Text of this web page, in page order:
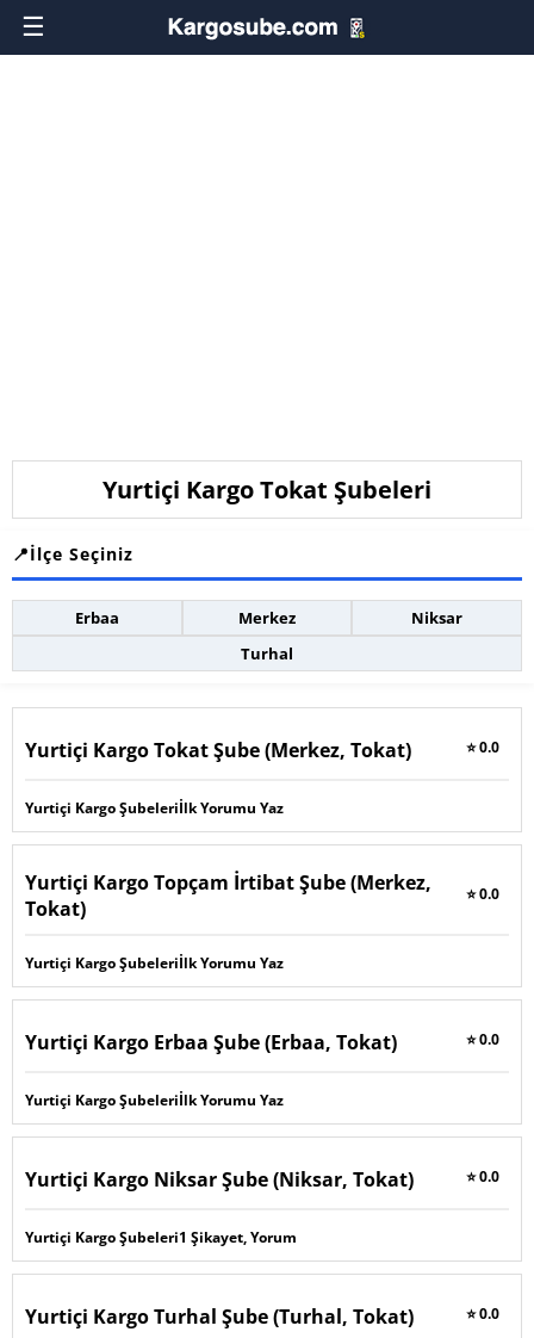
☰
Yurtiçi Kargo Tokat Şubeleri
İlçe Seçiniz
Erbaa Merkez
Niksar
Turhal
Yurtiçi Kargo Tokat Şube (Merkez, Tokat) ⭐ 0.0
Yurtiçi Kargo Şubeleriİlk Yorumu Yaz
Yurtiçi Kargo Topçam İrtibat Şube (Merkez,
Tokat)
⭐ 0.0
Yurtiçi Kargo Şubeleriİlk Yorumu Yaz
Yurtiçi Kargo Erbaa Şube (Erbaa, Tokat) ⭐ 0.0
Yurtiçi Kargo Şubeleriİlk Yorumu Yaz
Yurtiçi Kargo Niksar Şube (Niksar, Tokat) ⭐ 0.0
Yurtiçi Kargo Şubeleri1 Şikayet, Yorum
Yurtiçi Kargo Turhal Şube (Turhal, Tokat) ⭐ 0.0